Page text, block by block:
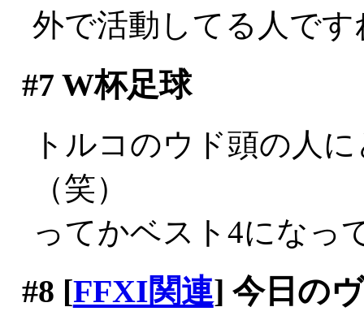
外で活動してる人です
#7 W杯足球
トルコのウド頭の人
（笑）
ってかベスト4になっ
#8 [FFXI関連] 今日の